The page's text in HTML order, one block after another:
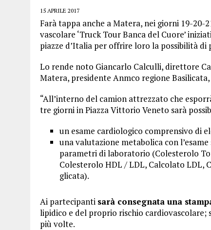
15 APRILE 2017
Farà tappa anche a Matera, nei giorni 19-20-
vascolare ‘Truck Tour Banca del Cuore’
piazze d’Italia per offrire loro la possibilità
Lo rende noto Giancarlo Calculli, direttore
Matera, presidente Anmco regione
“All’interno del camion attrezzato che
tre giorni in Piazza Vittorio Veneto sarà
un esame cardiologico comprensivo di
una valutazione metabolica con
parametri di laboratorio (Colesterolo
Colesterolo HDL / LDL, Calcolato LDL,
glicata).
Ai partecipanti sarà consegnata una
lipidico e del proprio rischio cardiovascolare;
più volte.